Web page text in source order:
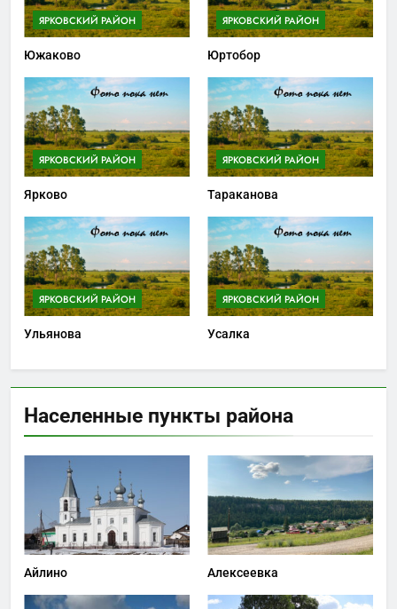
ЯРКОВСКИЙ РАЙОН
Южаково
ЯРКОВСКИЙ РАЙОН
Юртобор
ЯРКОВСКИЙ РАЙОН
Ярково
ЯРКОВСКИЙ РАЙОН
Тараканова
ЯРКОВСКИЙ РАЙОН
Ульянова
ЯРКОВСКИЙ РАЙОН
Усалка
Населенные пункты района
Айлино Алексеевка